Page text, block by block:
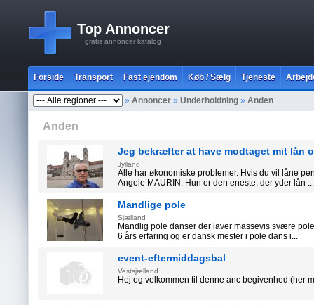
Top Annoncer
gratis annoncer katalog
Forside Transport Fast ejendom Køb / Sælg Tjeneste
» Annoncer » Underholdning » Anden
Anden
Jeg bekræfter at have modtaget mit lån
Jylland
Alle har økonomiske problemer. Hvis du vil låne
Angele MAURIN. Hun er den eneste, der yder lån ...
Mandlige pole
Sjælland
Mandlig pole danser der laver massevis svære
6 års erfaring og er dansk mester i pole dans i...
event-eftermiddagsbal
Vestsjælland
Hej og velkommen til denne anc begivenhed (her